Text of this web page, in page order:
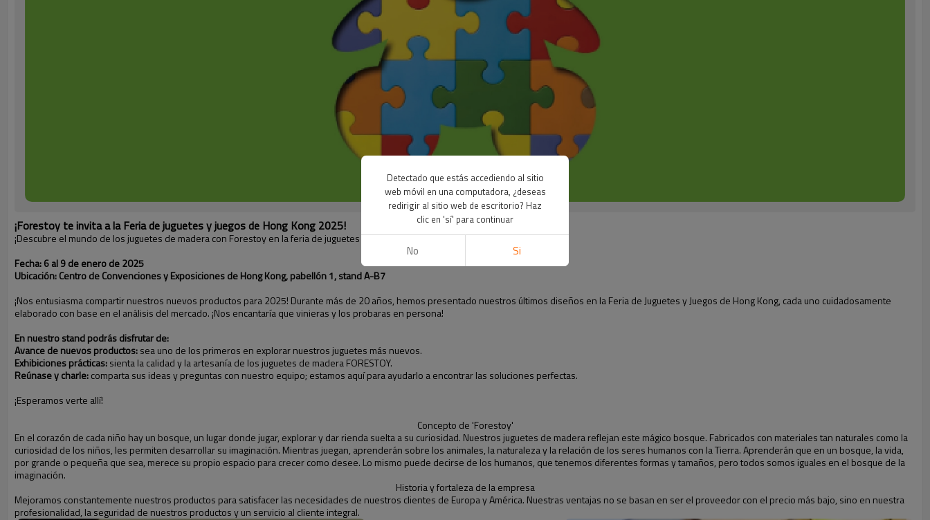
¡Forestoy te invita a la Feria de juguetes y juegos de Hong Kong 2025!
¡Descubre el mundo de los juguetes de madera con Forestoy en la feria de juguetes líder de Asia!
Fecha: 6 al 9 de enero de 2025
Ubicación: Centro de Convenciones y Exposiciones de Hong Kong,pabellón 1, stand A-B7
¡Nos entusiasma compartir nuestros nuevos productos para 2025! Durante más de 20 años, hemos presentado nuestros últimos diseños en la Feria de Juguetes y Juegos de Hong Kong, cada uno cuidadosamente
elaborado con base en el análisis del mercado. ¡Nos encantaría que vinieras y los probaras en persona!
En nuestro stand podrás disfrutar de:
Avance de nuevos productos:sea uno de los primeros en explorar nuestros juguetes más nuevos.
Exhibiciones prácticas:sienta la calidad y la artesanía de los juguetes de madera FORESTOY.
Reúnase y charle:comparta sus ideas y preguntas con nuestro equipo; estamos aquí para ayudarlo a encontrar las soluciones perfectas.
¡Esperamos verte allí!
Concepto de 'Forestoy'
En el corazón de cada niño hay un bosque, un lugar donde jugar, explorar y dar rienda suelta a su curiosidad. Nuestros juguetes de madera reflejan este mágico bosque. Fabricados con materiales tan naturales como la
curiosidad de los niños, les permiten desarrollar su imaginación. Mientras juegan, aprenderán sobre los animales, la naturaleza y la relación de los seres humanos con la Tierra. Aprenderán que en un bosque, la vida,
por grande o pequeña que sea, merece su propio espacio para crecer como desee. Lo mismo puede decirse de los humanos, que tenemos diferentes formas y tamaños, pero todos somos iguales en el bosque de la
imaginación.
Historia y fortaleza de la empresa
Mejoramos constantemente nuestros productos para satisfacer las necesidades de nuestros clientes de Europa y América. Nuestras ventajas no se basan en ser el proveedor con el precio más bajo, sino en nuestra
profesionalidad, la seguridad de nuestros productos y un servicio al cliente integral.
Detectado que estás accediendo al sitio
web móvil en una computadora, ¿deseas
redirigir al sitio web de escritorio? Haz
clic en 'sí' para continuar
No Si